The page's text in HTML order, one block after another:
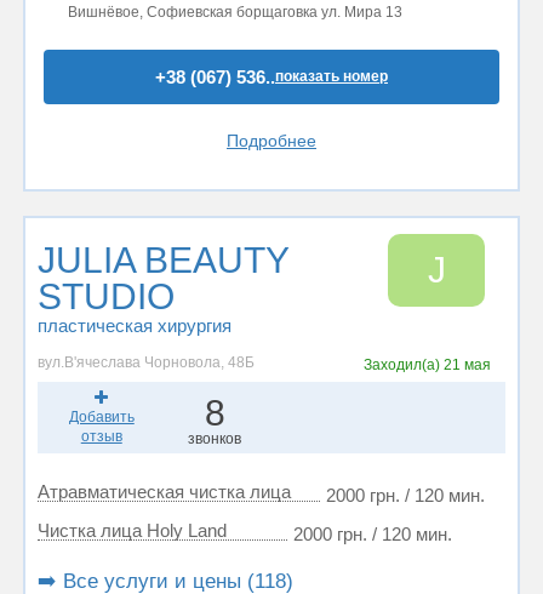
Вишнёвое, Софиевская борщаговка ул. Мира 13
+38 (067) 536..показать номер
Подробнее
JULIA BEAUTY
STUDIO
пластическая хирургия
J
вул.В'ячеслава Чорновола, 48Б Заходил(а)21 мая
Добавить
отзыв
8
звонков
Атравматическая чистка лица
2000 грн. / 120 мин.
Чистка лица Holy Land
2000 грн. / 120 мин.
➡️ Все услуги и цены (118)